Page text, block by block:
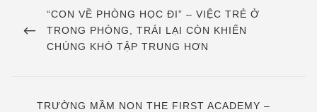
hướng
bài
PREVIOUS
POST
“CON VỀ PHÒNG HỌC ĐI” – VIỆC TRẺ Ở
TRONG PHÒNG, TRÁI LẠI CÒN KHIẾN
CHÚNG KHÓ TẬP TRUNG HƠN
NEXT
TRƯỜNG MẦM NON THE FIRST ACADEMY –